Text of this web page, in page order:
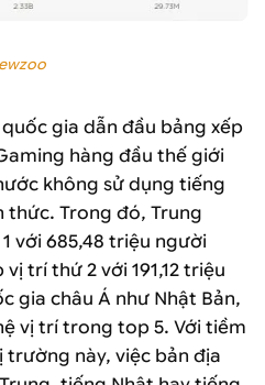
gia dẫn đầu bảng xếp
hàng đầu thế giới
không sử dụng tiếng
thức. Trong đó, Trung
với 685,48 triệu người
trí thứ 2 với 191,12 triệu
gia châu Á như Nhật Bản,
vị trí trong top 5. Với tiềm
này, việc bản địa